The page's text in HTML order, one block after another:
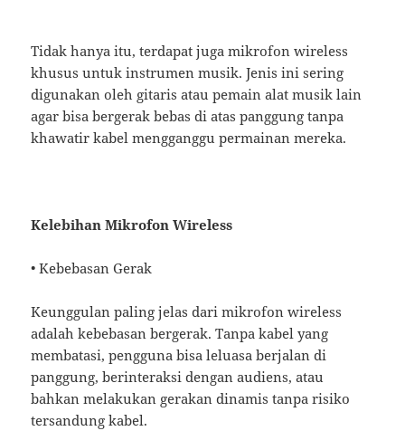
Tidak hanya itu, terdapat juga mikrofon wireless
khusus untuk instrumen musik. Jenis ini sering
digunakan oleh gitaris atau pemain alat musik lain
agar bisa bergerak bebas di atas panggung tanpa
khawatir kabel mengganggu permainan mereka.
Kelebihan Mikrofon Wireless
• Kebebasan Gerak
Keunggulan paling jelas dari mikrofon wireless
adalah kebebasan bergerak. Tanpa kabel yang
membatasi, pengguna bisa leluasa berjalan di
panggung, berinteraksi dengan audiens, atau
bahkan melakukan gerakan dinamis tanpa risiko
tersandung kabel.